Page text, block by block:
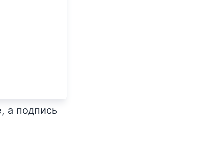
а подпись